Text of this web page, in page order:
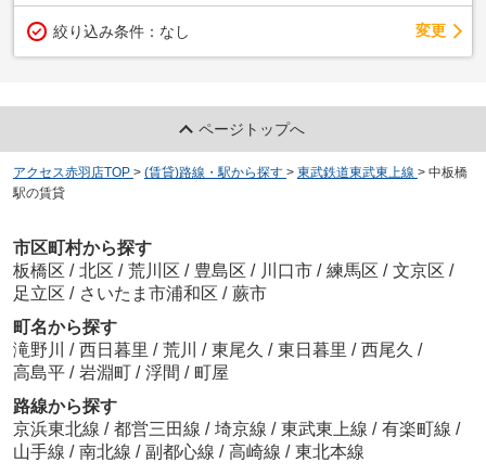
絞り込み条件： なし 変更
ページトップへ
アクセス赤羽店TOP > (賃貸)路線・駅から探す > 東武鉄道東武東上線 > 中板橋
駅の賃貸
市区町村から探す
板橋区 / 北区 / 荒川区 / 豊島区 / 川口市 / 練馬区 / 文京区 /
足立区 / さいたま市浦和区 / 蕨市
町名から探す
滝野川 / 西日暮里 / 荒川 / 東尾久 / 東日暮里 / 西尾久 /
高島平 / 岩淵町 / 浮間 / 町屋
路線から探す
京浜東北線 / 都営三田線 / 埼京線 / 東武東上線 / 有楽町線 /
山手線 / 南北線 / 副都心線 / 高崎線 / 東北本線